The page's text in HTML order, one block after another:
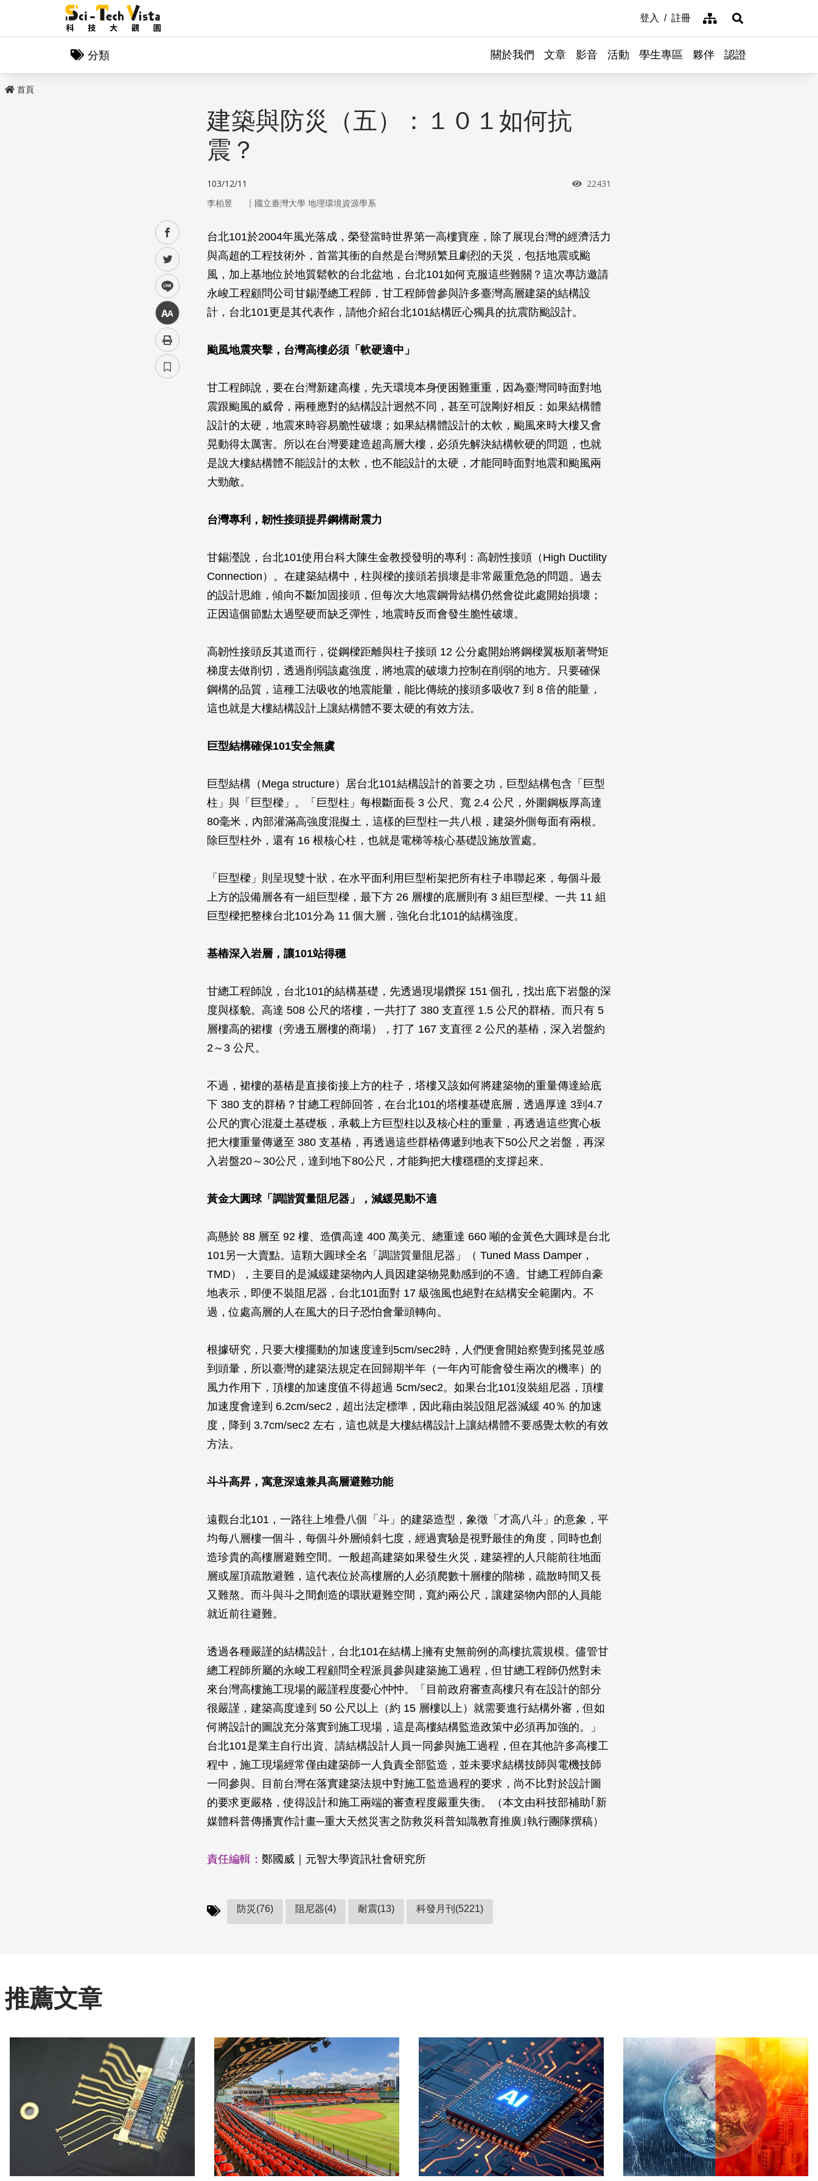
登入 註冊 網站導覽展開搜尋
分類 關於我們 文章 影音 活動 學生專區 夥伴 認證
首頁
facebook
twitter
line
中
建築與防災（五）：１０１如何抗
震？
103/12/11 瀏覽次數
22431
李柏昱 ｜ 國立臺灣大學 地理環境資源學系
台北101於2004年風光落成，榮登當時世界第一高樓寶座，除了展現台灣的經濟活力
與高超的工程技術外，首當其衝的自然是台灣頻繁且劇烈的天災，包括地震或颱
風，加上基地位於地質鬆軟的台北盆地，台北101如何克服這些難關？這次專訪邀請
永峻工程顧問公司甘錫瀅總工程師，甘工程師曾參與許多臺灣高層建築的結構設
計，台北101更是其代表作，請他介紹台北101結構匠心獨具的抗震防颱設計。
颱風地震夾擊，台灣高樓必須「軟硬適中」
甘工程師說，要在台灣新建高樓，先天環境本身便困難重重，因為臺灣同時面對地
震跟颱風的威脅，兩種應對的結構設計迥然不同，甚至可說剛好相反：如果結構體
設計的太硬，地震來時容易脆性破壞；如果結構體設計的太軟，颱風來時大樓又會
晃動得太厲害。所以在台灣要建造超高層大樓，必須先解決結構軟硬的問題，也就
是說大樓結構體不能設計的太軟，也不能設計的太硬，才能同時面對地震和颱風兩
大勁敵。
台灣專利，韌性接頭提昇鋼構耐震力
甘錫瀅說，台北101使用台科大陳生金教授發明的專利：高韌性接頭（High Ductility
Connection）。在建築結構中，柱與樑的接頭若損壞是非常嚴重危急的問題。過去
的設計思維，傾向不斷加固接頭，但每次大地震鋼骨結構仍然會從此處開始損壞；
正因這個節點太過堅硬而缺乏彈性，地震時反而會發生脆性破壞。
高韌性接頭反其道而行，從鋼樑距離與柱子接頭 12 公分處開始將鋼樑翼板順著彎矩
梯度去做削切，透過削弱該處強度，將地震的破壞力控制在削弱的地方。只要確保
鋼構的品質，這種工法吸收的地震能量，能比傳統的接頭多吸收7 到 8 倍的能量，
這也就是大樓結構設計上讓結構體不要太硬的有效方法。
巨型結構確保101安全無虞
巨型結構（Mega structure）居台北101結構設計的首要之功，巨型結構包含「巨型
柱」與「巨型樑」。「巨型柱」每根斷面長 3 公尺、寬 2.4 公尺，外圍鋼板厚高達
80毫米，內部灌滿高強度混擬土，這樣的巨型柱一共八根，建築外側每面有兩根。
除巨型柱外，還有 16 根核心柱，也就是電梯等核心基礎設施放置處。
「巨型樑」則呈現雙十狀，在水平面利用巨型桁架把所有柱子串聯起來，每個斗最
上方的設備層各有一組巨型樑，最下方 26 層樓的底層則有 3 組巨型樑。一共 11 組
巨型樑把整棟台北101分為 11 個大層，強化台北101的結構強度。
基樁深入岩層，讓101站得穩
甘總工程師說，台北101的結構基礎，先透過現場鑽探 151 個孔，找出底下岩盤的深
度與樣貌。高達 508 公尺的塔樓，一共打了 380 支直徑 1.5 公尺的群樁。而只有 5
層樓高的裙樓（旁邊五層樓的商場），打了 167 支直徑 2 公尺的基樁，深入岩盤約
2～3 公尺。
不過，裙樓的基樁是直接銜接上方的柱子，塔樓又該如何將建築物的重量傳達給底
下 380 支的群樁？甘總工程師回答，在台北101的塔樓基礎底層，透過厚達 3到4.7
公尺的實心混凝土基礎板，承載上方巨型柱以及核心柱的重量，再透過這些實心板
把大樓重量傳遞至 380 支基樁，再透過這些群樁傳遞到地表下50公尺之岩盤，再深
入岩盤20～30公尺，達到地下80公尺，才能夠把大樓穩穩的支撐起來。
黃金大圓球「調諧質量阻尼器」，減緩晃動不適
高懸於 88 層至 92 樓、造價高達 400 萬美元、總重達 660 噸的金黃色大圓球是台北
101另一大賣點。這顆大圓球全名「調諧質量阻尼器」（ Tuned Mass Damper，
TMD），主要目的是減緩建築物內人員因建築物晃動感到的不適。甘總工程師自豪
地表示，即便不裝阻尼器，台北101面對 17 級強風也絕對在結構安全範圍內。不
過，位處高層的人在風大的日子恐怕會暈頭轉向。
根據研究，只要大樓擺動的加速度達到5cm/sec2時，人們便會開始察覺到搖晃並感
到頭暈，所以臺灣的建築法規定在回歸期半年（一年內可能會發生兩次的機率）的
風力作用下，頂樓的加速度值不得超過 5cm/sec2。如果台北101沒裝組尼器，頂樓
加速度會達到 6.2cm/sec2，超出法定標準，因此藉由裝設阻尼器減緩 40％ 的加速
度，降到 3.7cm/sec2 左右，這也就是大樓結構設計上讓結構體不要感覺太軟的有效
方法。
斗斗高昇，寓意深遠兼具高層避難功能
遠觀台北101，一路往上堆疊八個「斗」的建築造型，象徵「才高八斗」的意象，平
均每八層樓一個斗，每個斗外層傾斜七度，經過實驗是視野最佳的角度，同時也創
造珍貴的高樓層避難空間。一般超高建築如果發生火災，建築裡的人只能前往地面
層或屋頂疏散避難，這代表位於高樓層的人必須爬數十層樓的階梯，疏散時間又長
又難熬。而斗與斗之間創造的環狀避難空間，寬約兩公尺，讓建築物內部的人員能
就近前往避難。
透過各種嚴謹的結構設計，台北101在結構上擁有史無前例的高樓抗震規模。儘管甘
總工程師所屬的永峻工程顧問全程派員參與建築施工過程，但甘總工程師仍然對未
來台灣高樓施工現場的嚴謹程度憂心忡忡。「目前政府審查高樓只有在設計的部分
很嚴謹，建築高度達到 50 公尺以上（約 15 層樓以上）就需要進行結構外審，但如
何將設計的圖說充分落實到施工現場，這是高樓結構監造政策中必須再加強的。」
台北101是業主自行出資、請結構設計人員一同參與施工過程，但在其他許多高樓工
程中，施工現場經常僅由建築師一人負責全部監造，並未要求結構技師與電機技師
一同參與。目前台灣在落實建築法規中對施工監造過程的要求，尚不比對於設計圖
的要求更嚴格，使得設計和施工兩端的審查程度嚴重失衡。（本文由科技部補助｢新
媒體科普傳播實作計畫─重大天然災害之防救災科普知識教育推廣｣執行團隊撰稿）
責任編輯： 鄭國威｜元智大學資訊社會研究所
防災(76) 阻尼器(4) 耐震(13) 科發月刊(5221)
推薦文章